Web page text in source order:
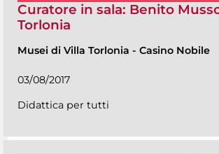
Curatore in sala: Benito
Torlonia
Musei di Villa Torlonia - Casino Nobile
03/08/2017
Didattica per tutti